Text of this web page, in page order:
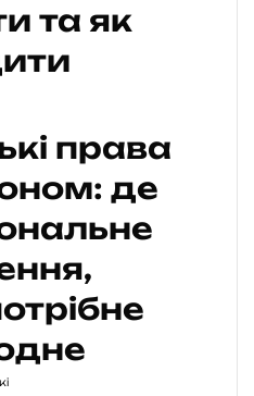
та як
права
де